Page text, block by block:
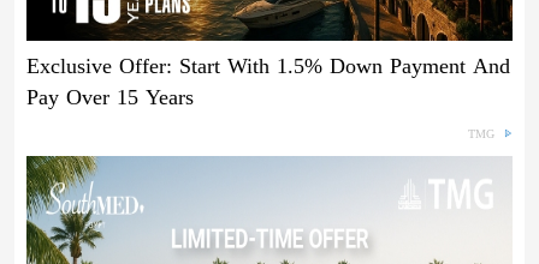
Exclusive Offer: Start With 1.5% Down Payment And
Pay Over 15 Years
TMG